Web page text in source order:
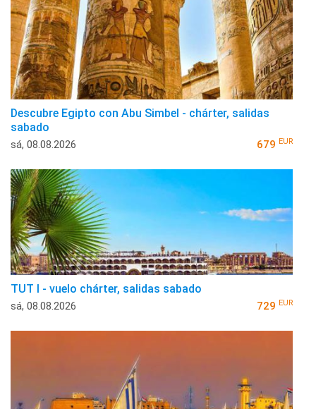
Descubre Egipto con Abu Simbel - chárter, salidas
sabado
sá, 08.08.2026 679 EUR
TUT I - vuelo chárter, salidas sabado
sá, 08.08.2026 729 EUR